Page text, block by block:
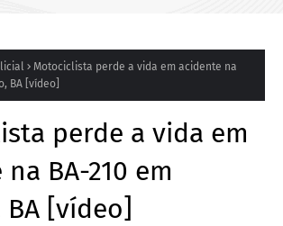
Motociclista perde a vida em acidente na
BA [vídeo]
perde a vida em
BA-210 em
BA [vídeo]